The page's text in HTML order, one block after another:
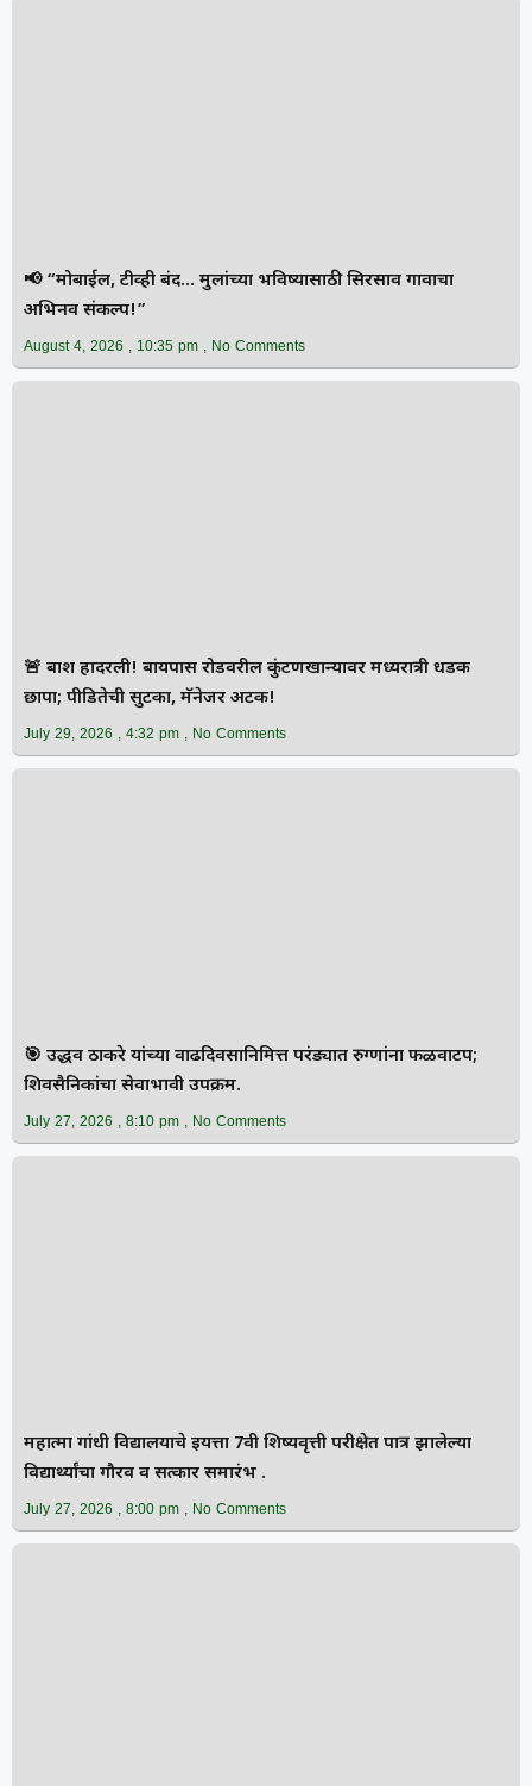
📢 “मोबाईल, टीव्ही बंद… मुलांच्या भविष्यासाठी सिरसाव गावाचा
अभिनव संकल्प!”
August 4, 2026 10:35 pm No Comments
🚨 बार्शी हादरली! बायपास रोडवरील कुंटणखान्यावर मध्यरात्री धडक
छापा; पीडितेची सुटका, मॅनेजर अटक!
July 29, 2026 4:32 pm No Comments
🎯 उद्धव ठाकरे यांच्या वाढदिवसानिमित्त परंड्यात रुग्णांना फळवाटप;
शिवसैनिकांचा सेवाभावी उपक्रम.
July 27, 2026 8:10 pm No Comments
महात्मा गांधी विद्यालयाचे इयत्ता 7वी शिष्यवृत्ती परीक्षेत पात्र झालेल्या
विद्यार्थ्यांचा गौरव व सत्कार समारंभ .
July 27, 2026 8:00 pm No Comments